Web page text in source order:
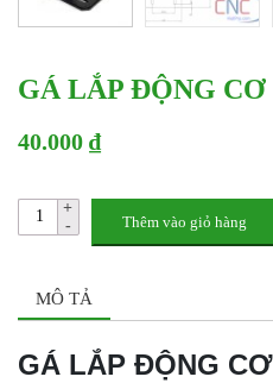
GÁ LẮP ĐỘNG CƠ
40.000 ₫
Thêm vào giỏ hàng
MÔ TẢ
GÁ LẮP ĐỘNG CƠ